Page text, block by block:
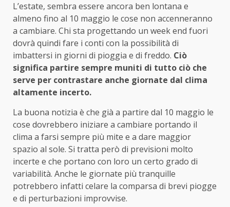
L’estate, sembra essere ancora ben lontana e
almeno fino al 10 maggio le cose non accenneranno
a cambiare. Chi sta progettando un week end fuori
dovrà quindi fare i conti con la possibilità di
imbattersi in giorni di pioggia e di freddo. Ciò
significa partire sempre muniti di tutto ciò che
serve per contrastare anche giornate dal clima
altamente incerto.
La buona notizia è che già a partire dal 10 maggio le
cose dovrebbero iniziare a cambiare portando il
clima a farsi sempre più mite e a dare maggior
spazio al sole. Si tratta però di previsioni molto
incerte e che portano con loro un certo grado di
variabilità. Anche le giornate più tranquille
potrebbero infatti celare la comparsa di brevi piogge
e di perturbazioni improvvise.